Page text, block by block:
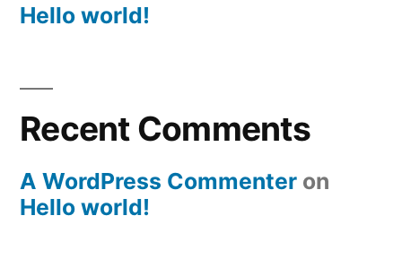
Hello world!
Recent Comments
A WordPress Commenter on
Hello world!